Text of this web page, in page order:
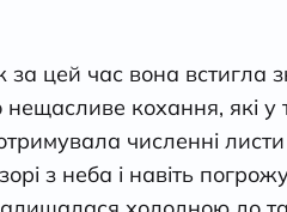
за цей час вона встигла
кохання, які у
численні листи
з неба і навіть